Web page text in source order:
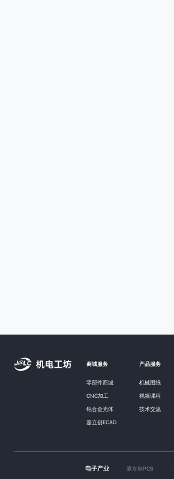
商城服务 产品服务
零部件商城 机械图纸
CNC加工 视频课程
铝合金壳体 技术交流
嘉立创ECAD
电子产业 嘉立创PCB